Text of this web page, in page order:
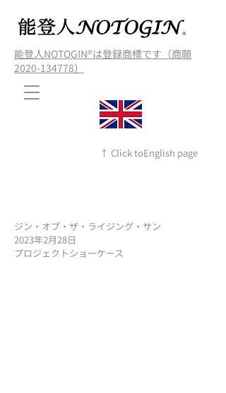
能登人NOTOGIN®️は登録商標です（商願
2020-134778）
↑ Click toEnglish page
ジン・オブ・ザ・ライジング・サン
2023年2月28日
プロジェクトショーケース